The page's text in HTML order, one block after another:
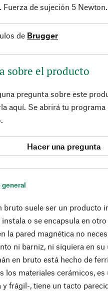
bruto suele ser un producto
o se encapsula en
la pared magnética no
ni barniz, ni siquiera en su
en bruto está hecho de
los materiales cerámicos, es
y frágil-, tiene un tacto
Fuerza de sujeción 5 Newton.
de Brugger
sobre el producto
pregunta sobre este
aquí. Se abrirá tu programa
Hacer una pregunta